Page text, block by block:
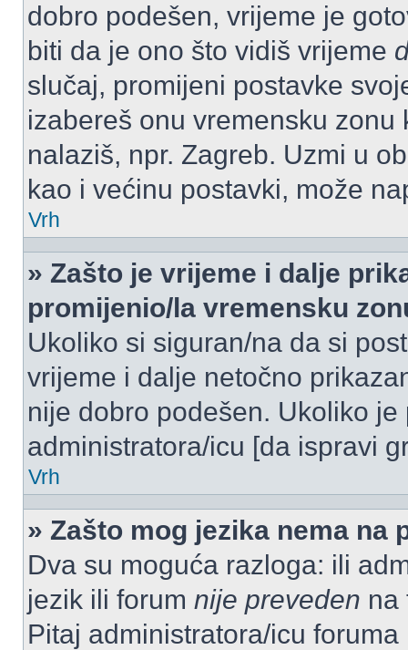
dobro podešen, vrijeme je
biti da je ono što vidiš vrijeme
slučaj, promijeni postavke
izabereš onu vremensku
nalaziš, npr. Zagreb. Uzmi u
kao i većinu postavki, može
Vrh
» Zašto je vrijeme i dalje
promijenio/la vremensku
Ukoliko si siguran/na da si
vrijeme i dalje netočno
nije dobro podešen. Ukoliko
administratora/icu [da ispravi
Vrh
» Zašto mog jezika nema na
Dva su moguća razloga: ili
jezik ili forum nije preveden na
Pitaj administratora/icu